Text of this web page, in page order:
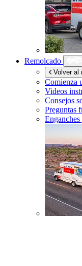
Remolcado
Volver al
Comienza
Videos
Consejos
Preguntas